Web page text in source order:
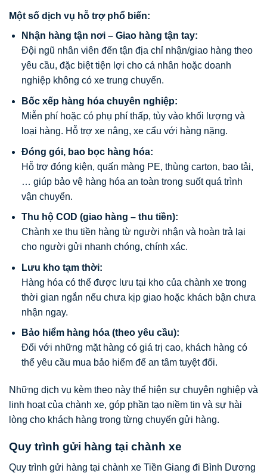
Một số dịch vụ hỗ trợ phổ biến:
Nhận hàng tận nơi – Giao hàng tận tay:
Đội ngũ nhân viên đến tận địa chỉ nhận/giao hàng theo
yêu cầu, đặc biệt tiện lợi cho cá nhân hoặc doanh
nghiệp không có xe trung chuyển.
Bốc xếp hàng hóa chuyên nghiệp:
Miễn phí hoặc có phụ phí thấp, tùy vào khối lượng và
loại hàng. Hỗ trợ xe nâng, xe cẩu với hàng nặng.
Đóng gói, bao bọc hàng hóa:
Hỗ trợ đóng kiện, quấn màng PE, thùng carton, bao tải,
… giúp bảo vệ hàng hóa an toàn trong suốt quá trình
vận chuyển.
Thu hộ COD (giao hàng – thu tiền):
Chành xe thu tiền hàng từ người nhận và hoàn trả lại
cho người gửi nhanh chóng, chính xác.
Lưu kho tạm thời:
Hàng hóa có thể được lưu tại kho của chành xe trong
thời gian ngắn nếu chưa kịp giao hoặc khách bận chưa
nhận ngay.
Bảo hiểm hàng hóa (theo yêu cầu):
Đối với những mặt hàng có giá trị cao, khách hàng có
thể yêu cầu mua bảo hiểm để an tâm tuyệt đối.
Những dịch vụ kèm theo này thể hiện sự chuyên nghiệp và
linh hoạt của chành xe, góp phần tạo niềm tin và sự hài
lòng cho khách hàng trong từng chuyến gửi hàng.
Quy trình gửi hàng tại chành xe
Quy trình gửi hàng tại chành xe Tiền Giang đi Bình Dương